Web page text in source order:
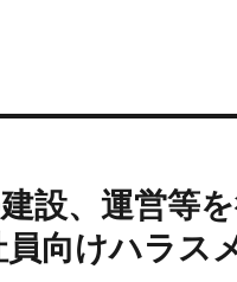
設、運営等
向けハラス